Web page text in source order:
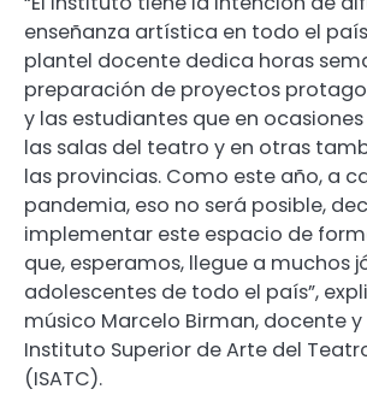
enseñanza artística en todo el
plantel docente dedica horas
preparación de proyectos
y las estudiantes que en ocasiones
las salas del teatro y en otras
las provincias. Como este año, a
pandemia, eso no será posible,
implementar este espacio de
que, esperamos, llegue a muchos
adolescentes de todo el país”,
músico Marcelo Birman, docente
Instituto Superior de Arte del
(ISATC).